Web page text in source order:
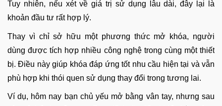
Tuy nhiên, nếu xét về giá trị sử dụng lâu dài, đây lại là
khoản đầu tư rất hợp lý.
Thay vì chỉ sở hữu một phương thức mở khóa, người
dùng được tích hợp nhiều công nghệ trong cùng một thiết
bị. Điều này giúp khóa đáp ứng tốt nhu cầu hiện tại và vẫn
phù hợp khi thói quen sử dụng thay đổi trong tương lai.
Ví dụ, hôm nay bạn chủ yếu mở bằng vân tay, nhưng sau